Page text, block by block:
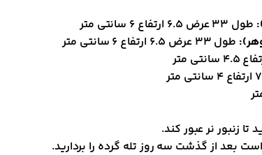
طول 33 عرض 6.5 ارتفاع 6 سانتی متر
طول 33 عرض 6.5 ارتفاع 6 سانتی متر
تا زنبور نر عبور کند.
بعد از گذشت سه روز تله گرده را بردارید.